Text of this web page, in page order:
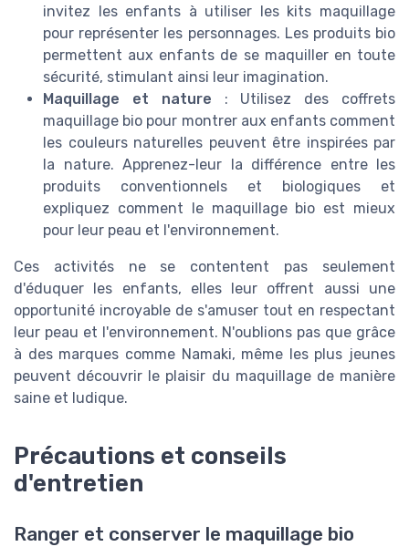
invitez les enfants à utiliser les kits maquillage
pour représenter les personnages. Les produits bio
permettent aux enfants de se maquiller en toute
sécurité, stimulant ainsi leur imagination.
Maquillage et nature : Utilisez des coffrets
maquillage bio pour montrer aux enfants comment
les couleurs naturelles peuvent être inspirées par
la nature. Apprenez-leur la différence entre les
produits conventionnels et biologiques et
expliquez comment le maquillage bio est mieux
pour leur peau et l'environnement.
Ces activités ne se contentent pas seulement
d'éduquer les enfants, elles leur offrent aussi une
opportunité incroyable de s'amuser tout en respectant
leur peau et l'environnement. N'oublions pas que grâce
à des marques comme Namaki, même les plus jeunes
peuvent découvrir le plaisir du maquillage de manière
saine et ludique.
Précautions et conseils
d'entretien
Ranger et conserver le maquillage bio